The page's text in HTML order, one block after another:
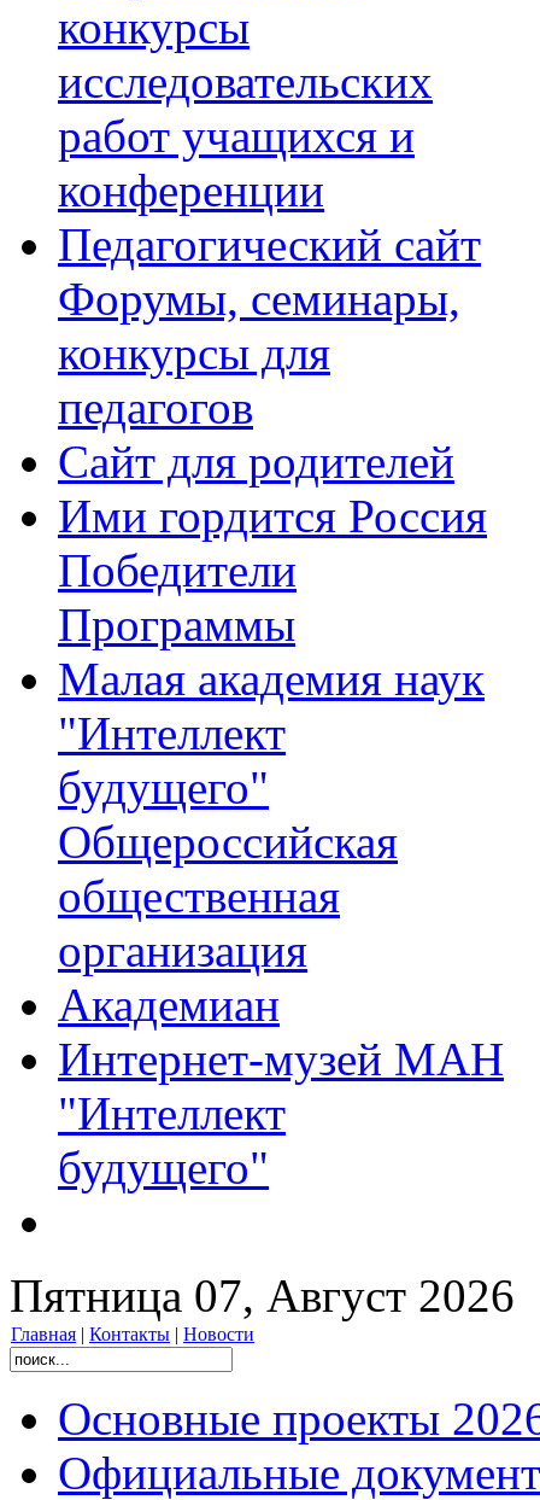
конкурсы
исследовательских
работ учащихся и
конференции
Педагогический сайт
Форумы, семинары,
конкурсы для
педагогов
Сайт для родителей
Ими гордится Россия
Победители
Программы
Малая академия наук
"Интеллект
будущего"
Общероссийская
общественная
организация
Академиан
Интернет-музей МАН
"Интеллект
будущего"
Пятница 07, Август 2026
Главная | Контакты | Новости
Основные проекты
Официальные